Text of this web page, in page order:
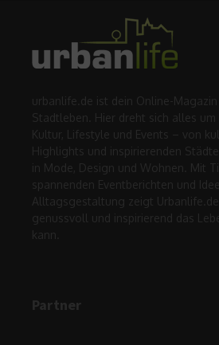
urbanlife.de ist dein Online-Magazin
Stadtleben. Hier dreht sich alles um
Kultur, Lifestyle und Events – von
Highlights und inspirierenden
in Mode, Design und Wohnen. Mit
spannenden Eventberichten und
Alltagsgestaltung zeigt
genussvoll und inspirierend das
kann.
Partner